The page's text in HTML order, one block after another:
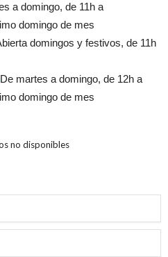
a domingo, de 11h a
domingo de mes
domingos y festivos, de 11h
martes a domingo, de 12h a
domingo de mes
no disponibles